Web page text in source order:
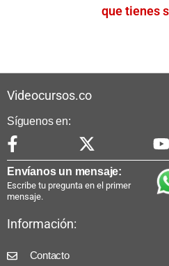
que tienes
Videocursos.co
Síguenos en:
Envíanos un mensaje:
Escribe tu pregunta en el primer
mensaje.
Información:
Contacto